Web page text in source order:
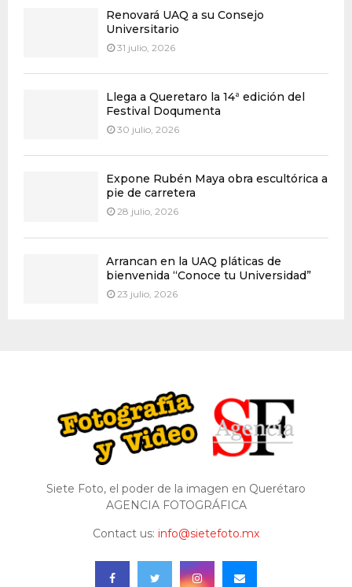
Renovará UAQ a su Consejo
Universitario
31 julio, 2026
Llega a Queretaro la 14ª edición del
Festival Doqumenta
30 julio, 2026
Expone Rubén Maya obra escultórica a
pie de carretera
28 julio, 2026
Arrancan en la UAQ pláticas de
bienvenida “Conoce tu Universidad”
23 julio, 2026
Siete Foto, el poder de la imagen en Querétaro
AGENCIA FOTOGRÁFICA
Contact us: info@sietefoto.mx